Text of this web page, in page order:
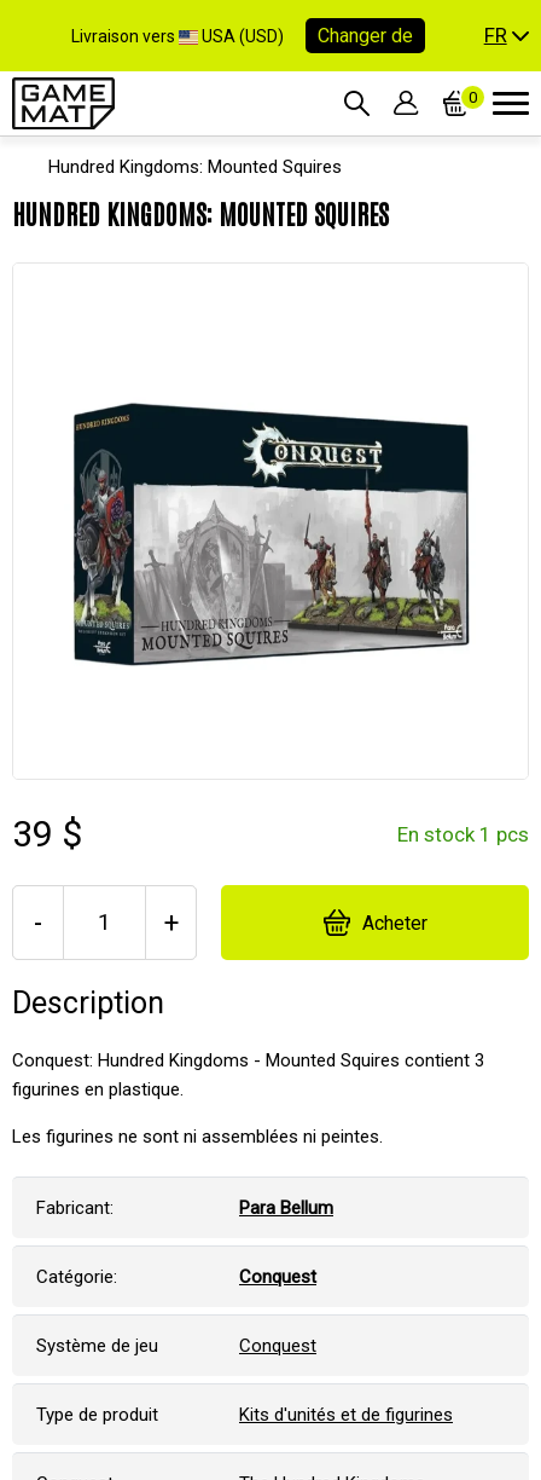
Livraison vers USA (USD) Changer de FR
0
Hundred Kingdoms: Mounted Squires
HUNDRED KINGDOMS: MOUNTED SQUIRES
39 $ En stock 1 pcs
- + Acheter
Description
Conquest: Hundred Kingdoms - Mounted Squires contient 3
figurines en plastique.
Les figurines ne sont ni assemblées ni peintes.
Fabricant: Para Bellum
Catégorie: Conquest
Système de jeu Conquest
Type de produit Kits d'unités et de figurines